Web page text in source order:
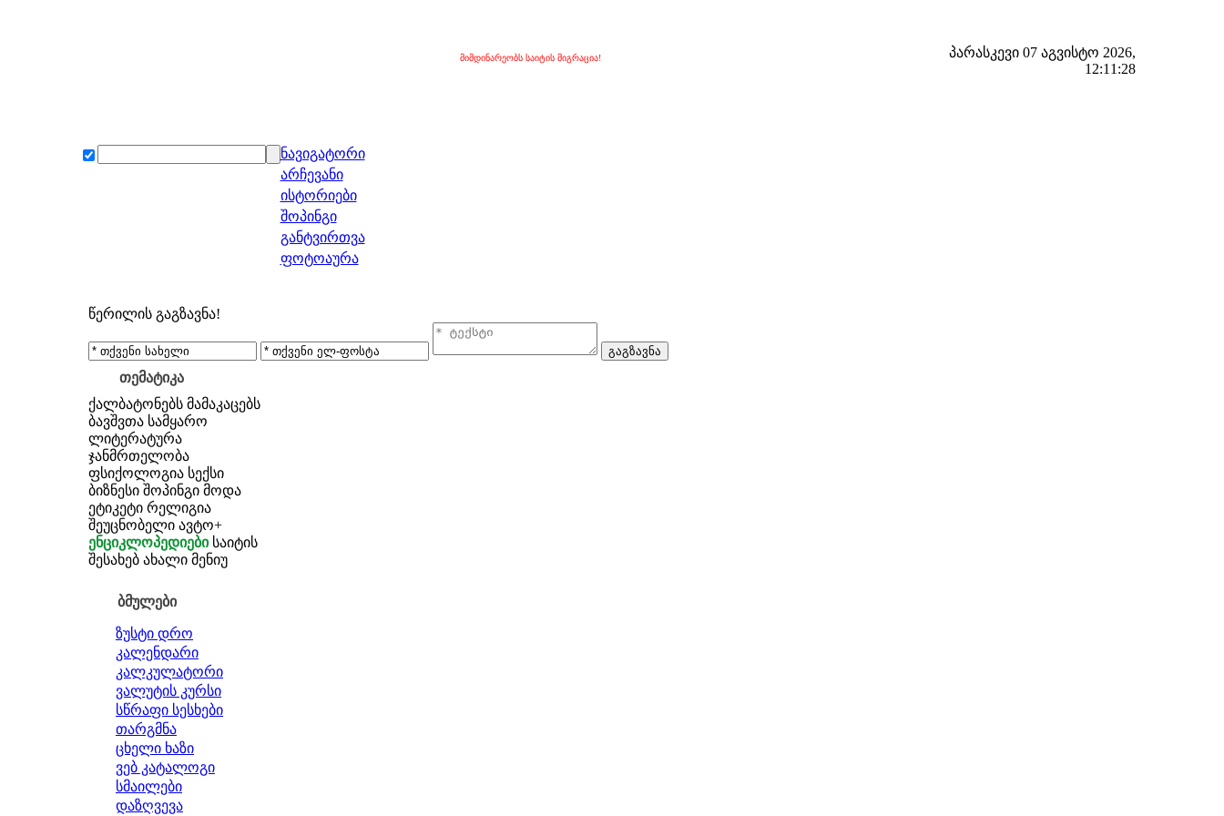
მიმდინარეობს საიტის მიგრაცია!
პარასკევი 07 აგვისტო 2026,
12:11:29
ნავიგატორი
არჩევანი
ისტორიები
შოპინგი
განტვირთვა
ფოტოაურა
წერილის გაგზავნა!
თემატიკა
ქალბატონებს მამაკაცებს
ბავშვთა სამყარო
ლიტერატურა
ჯანმრთელობა
ფსიქოლოგია სექსი
ბიზნესი შოპინგი მოდა
ეტიკეტი რელიგია
შეუცნობელი ავტო+
ენციკლოპედიები საიტის
შესახებ ახალი მენიუ
ბმულები
ზუსტი დრო
კალენდარი
კალკულატორი
ვალუტის კურსი
სწრაფი სესხები
თარგმნა
ცხელი ხაზი
ვებ კატალოგი
სმაილები
დაზღვევა